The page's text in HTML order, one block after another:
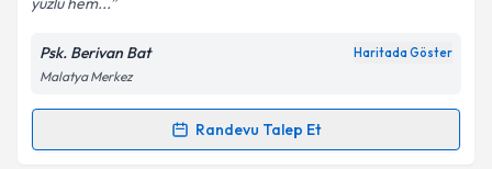
Kişisel verilerimin işlenmesine ilişkin
Aydınlatma
Metni
kapsamda işlenmesini kabul ediyorum.
Psk. Berivan Bat Haritada Göster
Malatya Merkez
Randevu Talep Et
Randevu Takvimi Talebi